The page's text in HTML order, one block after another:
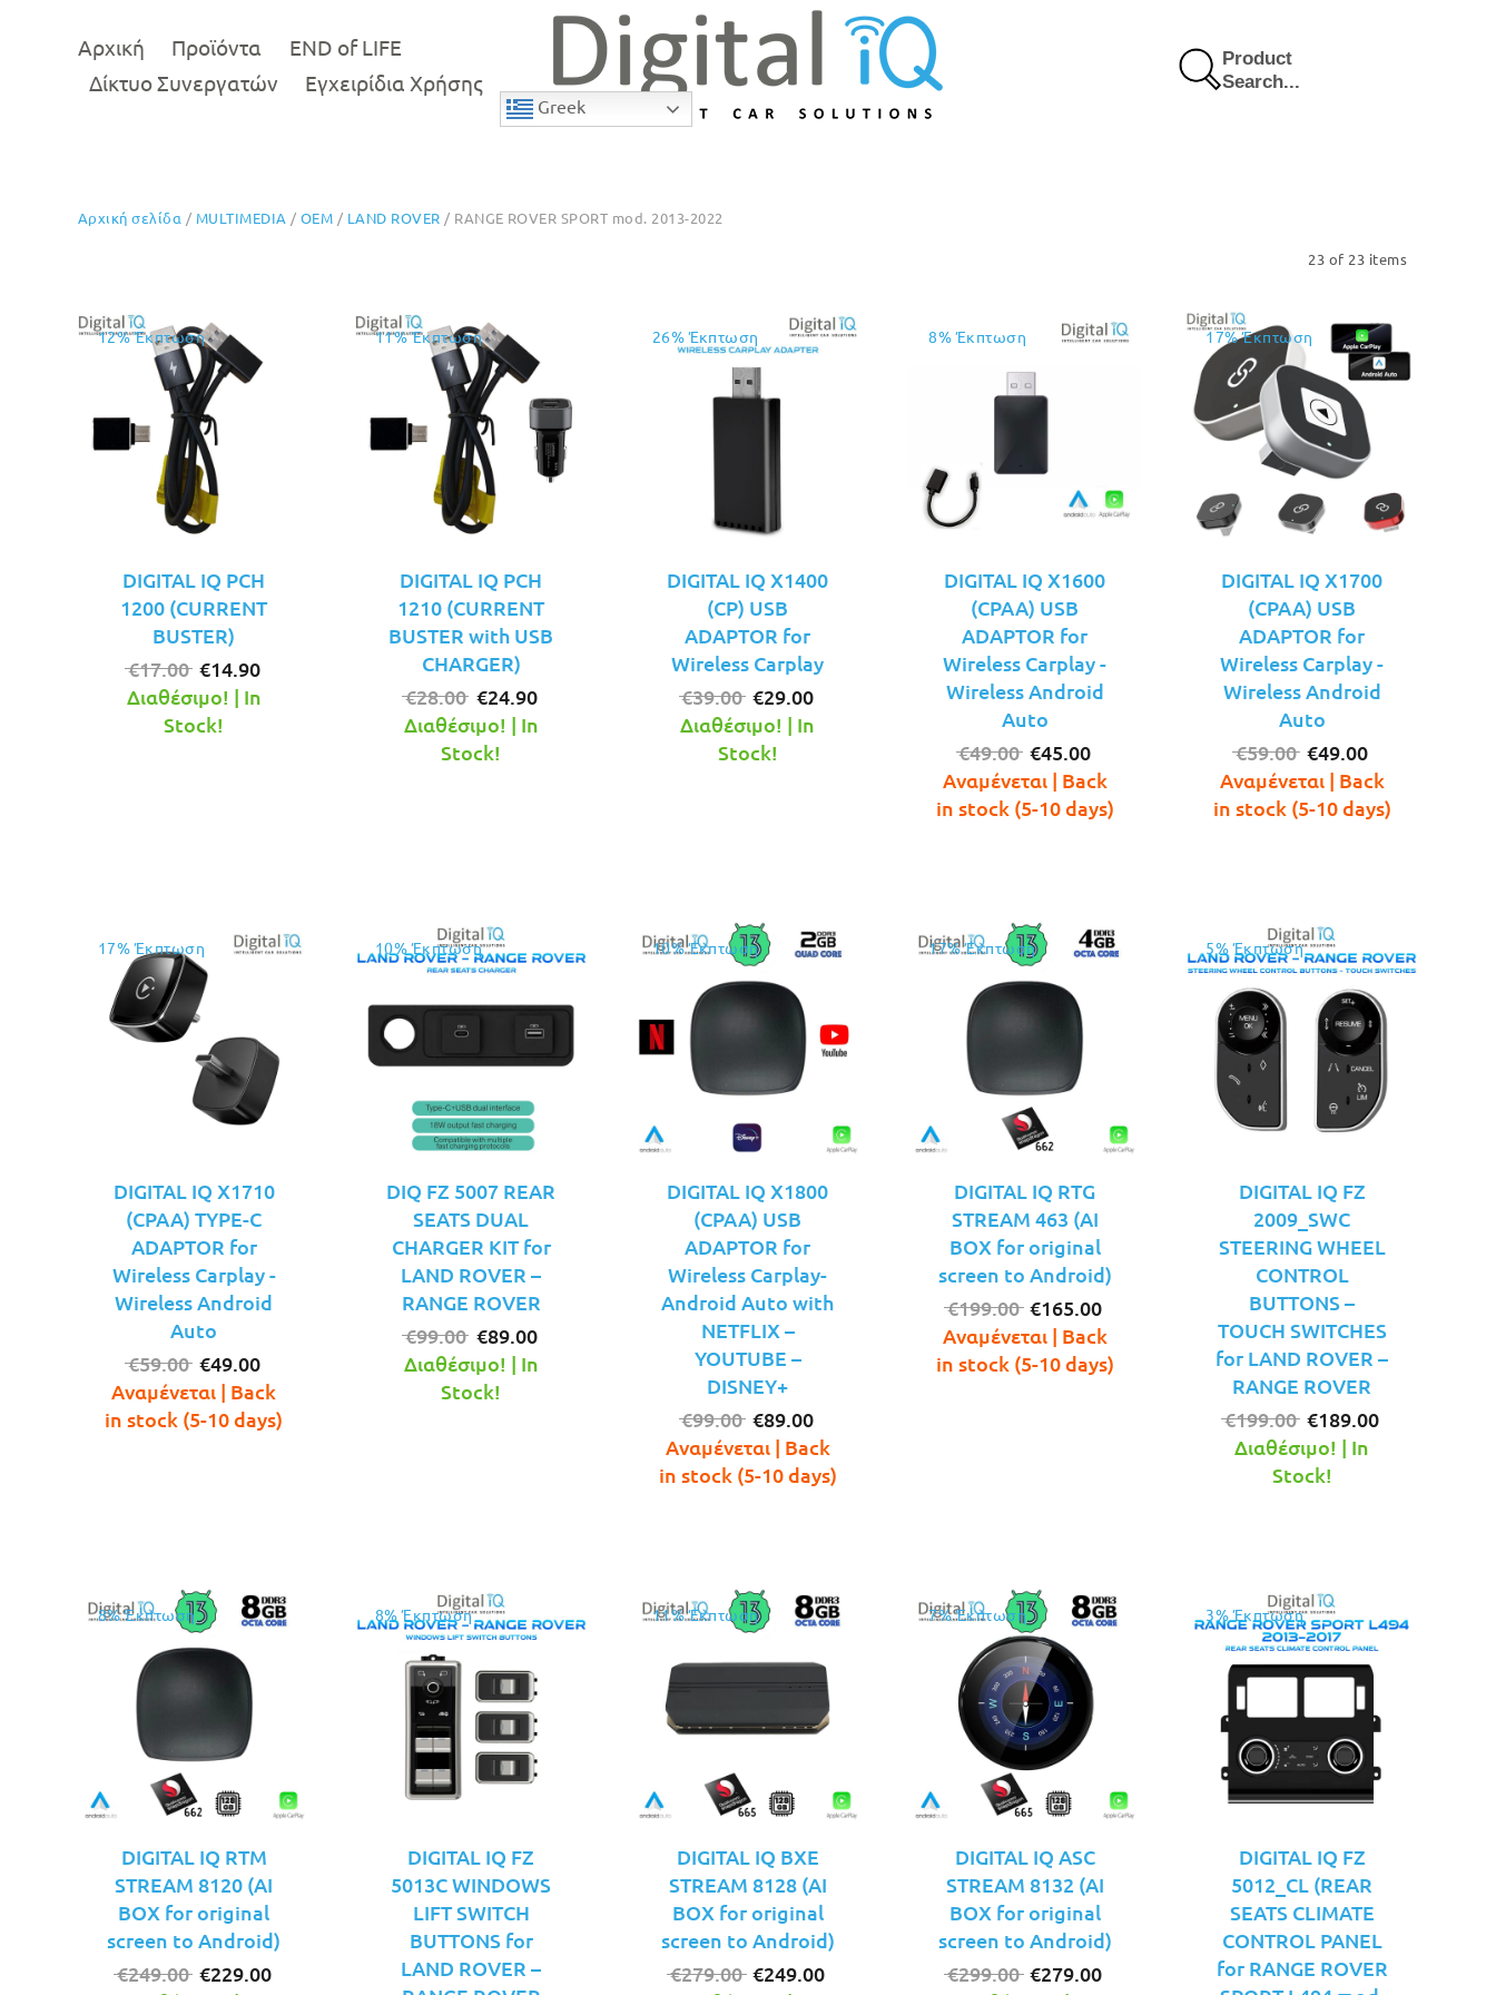
Αρχική Προϊόντα
END of LIFE
Δίκτυο Συνεργατών
Εγχειρίδια Χρήσης
Greek
Product
Search...
Αρχική σελίδα / MULTIMEDIA / OEM / LAND ROVER / RANGE ROVER SPORT mod. 2013-2022
23 of 23 items
12% Έκπτωση
DIGITAL IQ PCH
1200 (CURRENT
BUSTER)
€17.00 Original
price
was:
€14.90
Διαθέσιμο! | In
Stock!
11% Έκπτωση
DIGITAL IQ PCH
1210 (CURRENT
BUSTER with USB
CHARGER)
€28.00 Original
price
was:
€24.90
Διαθέσιμο! | In
Stock!
26% Έκπτωση
DIGITAL IQ X1400
(CP) USB
ADAPTOR for
Wireless Carplay
€39.00 Original
price
was:
€29.00
Διαθέσιμο! | In
Stock!
8% Έκπτωση
DIGITAL IQ X1600
(CPAA) USB
ADAPTOR for
Wireless Carplay -
Wireless Android
Auto
€49.00 Original
price
was:
€45.00
τρέχουσα
τιμή
Αναμένεται | Back
in stock (5-10 days)
17% Έκπτωση
DIGITAL IQ X1700
(CPAA) USB
ADAPTOR for
Wireless Carplay -
Wireless Android
Auto
€59.00 Original
price
was:
€49.00
τρέχουσα
τιμή
Αναμένεται | Back
in stock (5-10 days)
17% Έκπτωση
DIGITAL IQ X1710
(CPAA) TYPE-C
ADAPTOR for
Wireless Carplay -
Wireless Android
Auto
€59.00 Original
price
was:
€49.00
τρέχουσα
τιμή
Αναμένεται | Back
in stock (5-10 days)
10% Έκπτωση
DIQ FΖ 5007 REAR
SEATS DUAL
CHARGER KIT for
LAND ROVER –
RANGE ROVER
€99.00 Original
price
was:
€89.00
Διαθέσιμο! | In
Stock!
10% Έκπτωση
DIGITAL IQ X1800
(CPAA) USB
ADAPTOR for
Wireless Carplay-
Android Auto with
NETFLIX –
YOUTUBE –
DISNEY+
€99.00 Original
price
was:
€89.00
τρέχουσα
τιμή
Αναμένεται | Back
in stock (5-10 days)
17% Έκπτωση
DIGITAL IQ RTG
STREAM 463 (AI
BOX for original
screen to Android)
€199.00 Original
price
was:
€165.00
τρέχουσα
τιμή
Αναμένεται | Back
in stock (5-10 days)
5% Έκπτωση
DIGITAL IQ FZ
2009_SWC
STEERING WHEEL
CONTROL
BUTTONS –
TOUCH SWITCHES
for LAND ROVER –
RANGE ROVER
€199.00 Original
price
was:
€189.00
Διαθέσιμο! | In
Stock!
8% Έκπτωση
DIGITAL IQ RTM
STREAM 8120 (AI
BOX for original
screen to Android)
€249.00 Original
€229.00
8% Έκπτωση
DIGITAL IQ FΖ
5013C WINDOWS
LIFT SWITCH
BUTTONS for
LAND ROVER –
11% Έκπτωση
DIGITAL IQ BXE
STREAM 8128 (AI
BOX for original
screen to Android)
€279.00 Original
€249.00
7% Έκπτωση
DIGITAL IQ ASC
STREAM 8132 (AI
BOX for original
screen to Android)
€299.00 Original
€279.00
3% Έκπτωση
DIGITAL IQ FZ
5012_CL (REAR
SEATS CLIMATE
CONTROL PANEL
for RANGE ROVER